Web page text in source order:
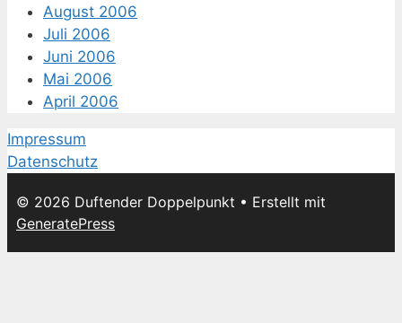
August 2006
Juli 2006
Juni 2006
Mai 2006
April 2006
Impressum
Datenschutz
© 2026 Duftender Doppelpunkt • Erstellt mit
GeneratePress